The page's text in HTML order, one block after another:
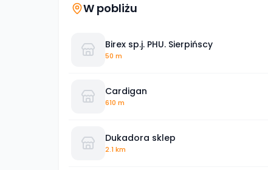
W pobliżu
Birex sp.j. PHU. Sierpińscy
50 m
Cardigan
610 m
Dukadora sklep
2.1 km